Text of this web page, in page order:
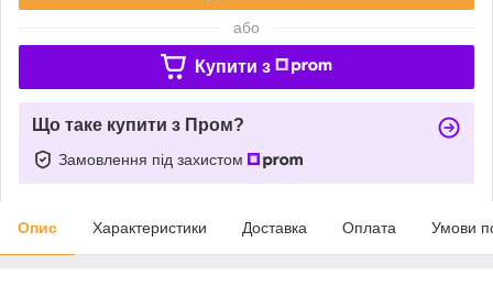
або
Купити з
Що таке купити з Пром?
Замовлення під захистом
Опис Характеристики Доставка Оплата Умови